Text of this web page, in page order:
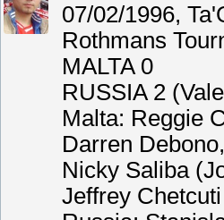
07/02/1996,
Rothmans
MALTA 0
RUSSIA 2
Malta: Reggie
Darren
Nicky Saliba
Jeffrey